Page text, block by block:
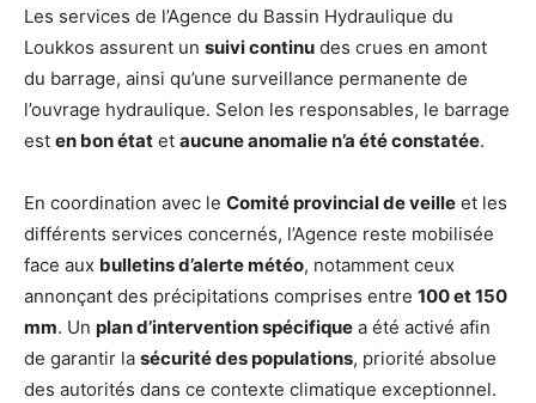
Les services de l’Agence du Bassin Hydraulique du
Loukkos assurent un suivi continu des crues en amont
du barrage, ainsi qu’une surveillance permanente de
l’ouvrage hydraulique. Selon les responsables, le barrage
est en bon état et aucune anomalie n’a été constatée.
En coordination avec le Comité provincial de veille et les
différents services concernés, l’Agence reste mobilisée
face aux bulletins d’alerte météo, notamment ceux
annonçant des précipitations comprises entre 100 et 150
mm. Un plan d’intervention spécifique a été activé afin
de garantir la sécurité des populations, priorité absolue
des autorités dans ce contexte climatique exceptionnel.